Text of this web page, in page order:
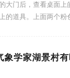
大门后，查看桌面
的道具。上面两个粉
象学家湖景村